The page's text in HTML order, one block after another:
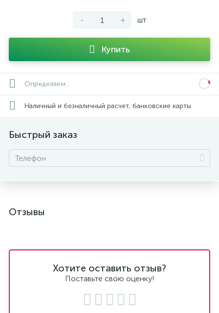
- + шт
Купить
Определяем...
Наличный и безналичный расчет, банковские карты
Быстрый заказ
Отзывы
Хотите оставить отзыв?
Поставьте свою оценку!